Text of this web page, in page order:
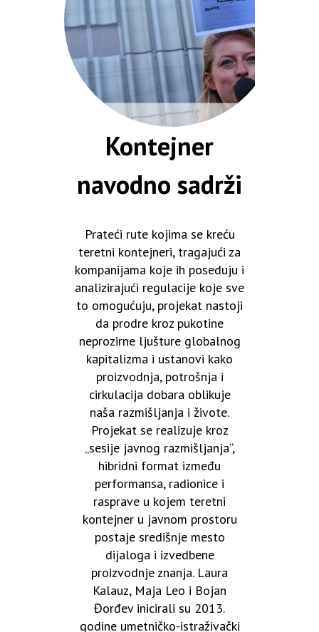
Kontejner
navodno sadrži
Prateći rute kojima se kreću
teretni kontejneri, tragajući za
kompanijama koje ih poseduju i
analizirajući regulacije koje sve
to omogućuju, projekat nastoji
da prodre kroz pukotine
neprozirne ljušture globalnog
kapitalizma i ustanovi kako
proizvodnja, potrošnja i
cirkulacija dobara oblikuje
naša razmišljanja i živote.
Projekat se realizuje kroz
„sesije javnog razmišljanja“,
hibridni format između
performansa, radionice i
rasprave u kojem teretni
kontejner u javnom prostoru
postaje središnje mesto
dijaloga i izvedbene
proizvodnje znanja. Laura
Kalauz, Maja Leo i Bojan
Đorđev inicirali su 2013.
godine umetničko-istraživački